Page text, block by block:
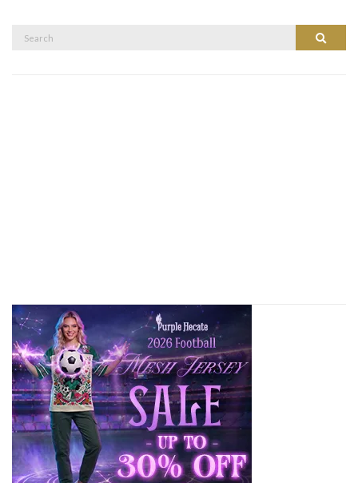
Search